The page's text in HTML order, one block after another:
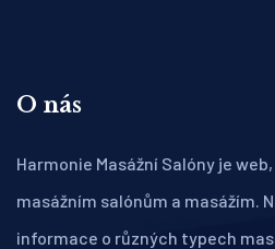
O nás
Harmonie Masážní Salóny je
masážním salónům a masážím.
informace o různých typech